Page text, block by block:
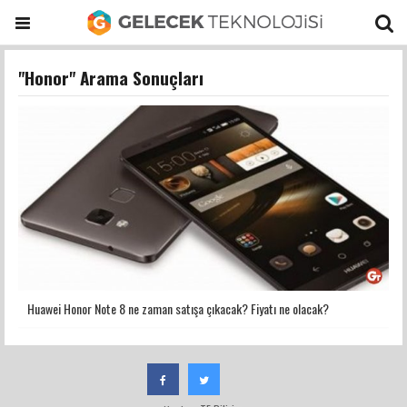
"Honor" Arama Sonuçları
Huawei Honor Note 8 ne zaman satışa çıkacak? Fiyatı ne olacak?